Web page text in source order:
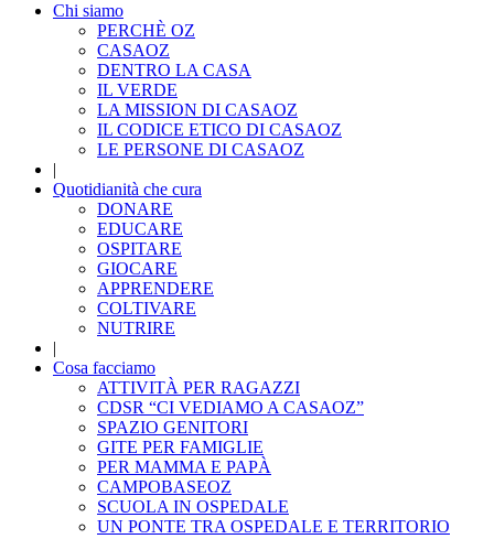
Chi siamo
PERCHÈ OZ
CASAOZ
DENTRO LA CASA
IL VERDE
LA MISSION DI CASAOZ
IL CODICE ETICO DI CASAOZ
LE PERSONE DI CASAOZ
|
Quotidianità che cura
DONARE
EDUCARE
OSPITARE
GIOCARE
APPRENDERE
COLTIVARE
NUTRIRE
|
Cosa facciamo
ATTIVITÀ PER RAGAZZI
CDSR “CI VEDIAMO A CASAOZ”
SPAZIO GENITORI
GITE PER FAMIGLIE
PER MAMMA E PAPÀ
CAMPOBASEOZ
SCUOLA IN OSPEDALE
UN PONTE TRA OSPEDALE E TERRITORIO